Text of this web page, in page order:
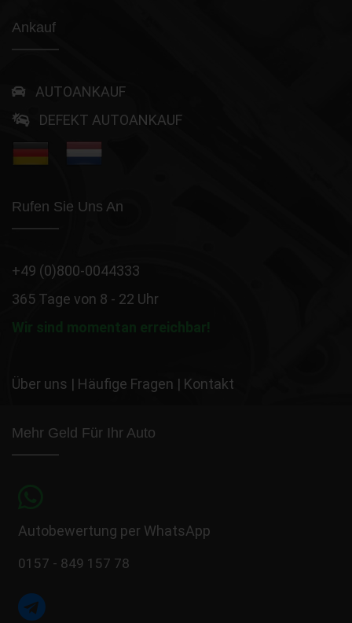
Ankauf
AUTOANKAUF
DEFEKT AUTOANKAUF
Rufen Sie Uns An
+49 (0)800-0044333
365 Tage von 8 - 22 Uhr
Wir sind momentan erreichbar!
Über uns | Häufige Fragen | Kontakt
Mehr Geld Für Ihr Auto
Autobewertung per WhatsApp
0157 - 849 157 78